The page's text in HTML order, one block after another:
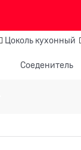
Цоколь кухонный
Соеденитель